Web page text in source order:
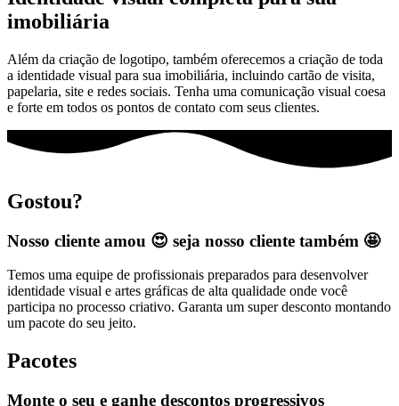
imobiliária
Além da criação de logotipo, também oferecemos a criação de toda
a identidade visual para sua imobiliária, incluindo cartão de visita,
papelaria, site e redes sociais. Tenha uma comunicação visual coesa
e forte em todos os pontos de contato com seus clientes.
Gostou?
Nosso cliente amou 😍 seja nosso cliente também 🤩
Temos uma equipe de profissionais preparados para desenvolver
identidade visual e artes gráficas de alta qualidade onde você
participa no processo criativo. Garanta um super desconto montando
um pacote do seu jeito.
Pacotes
Monte o seu e ganhe descontos progressivos